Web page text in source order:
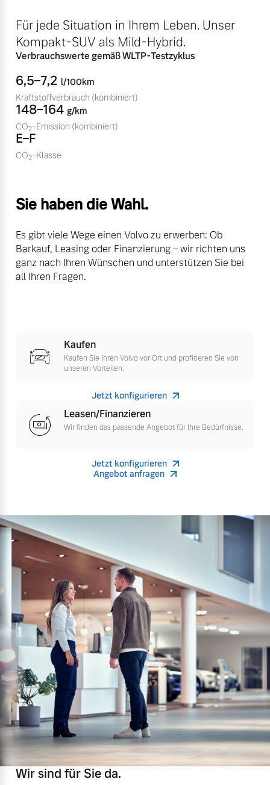
Fahrzeug konfigurieren
Sofort verfügbare Fahrzeuge
Volvo Selekt
Editionsmodelle
Jetzt kennenlernen
Sommer Kompletträder.
Bitte sprechen Sie uns
direkt an.
Finanzierung & Leasing
Versicherung
Für jede Situation in Ihrem Leben. Unser
Kompakt-SUV als Mild-Hybrid.
Verbrauchswerte gemäß WLTP-Testzyklus
6,5–7,2 l/100km
Kraftstoffverbrauch (kombiniert)
148–164 g/km
CO2-Emission (kombiniert)
E–F
CO2-Klasse
Sie haben die Wahl.
Es gibt viele Wege einen Volvo zu erwerben: Ob
Barkauf, Leasing oder Finanzierung – wir richten uns
ganz nach Ihren Wünschen und unterstützen Sie bei
all Ihren Fragen.
Kaufen
Kaufen Sie Ihren Volvo vor Ort und profitieren Sie von
unseren Vorteilen.
Jetzt konfigurieren
Leasen/Finanzieren
Wir finden das passende Angebot für Ihre Bedürfnisse.
Jetzt konfigurieren
Angebot anfragen
Wir sind für Sie da.